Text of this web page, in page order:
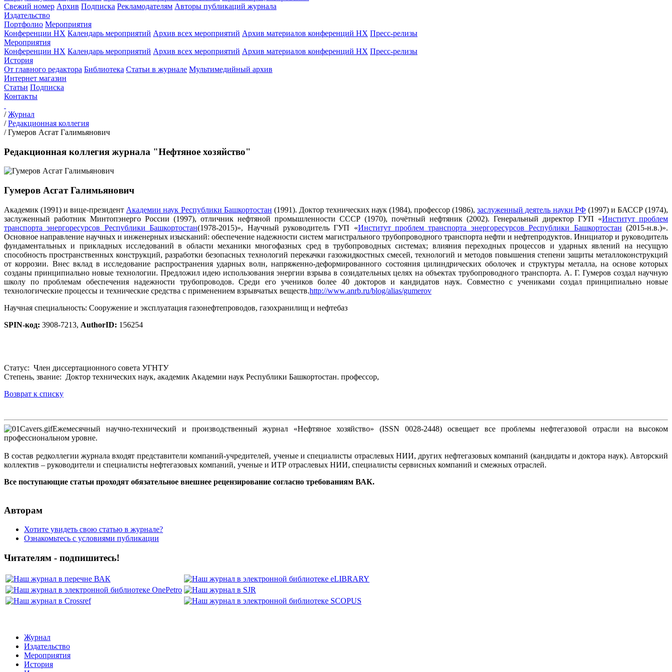
Свежий номер Архив Подписка Рекламодателям Авторы публикаций журнала
Издательство
Портфолио Мероприятия
Конференции НХ Календарь мероприятий Архив всех мероприятий Архив материалов конференций НХ Пресс-релизы
Мероприятия
Конференции НХ Календарь мероприятий Архив всех мероприятий Архив материалов конференций НХ Пресс-релизы
История
От главного редактора Библиотека Статьи в журнале Мультимедийный архив
Интернет магазин
Статьи Подписка
Контакты
/Журнал
/Редакционная коллегия
/Гумеров Асгат Галимьянович
Редакционная коллегия журнала "Нефтяное хозяйство"
Гумеров Асгат Галимьянович
Академик (1991) и вице-президент Академии наук Республики Башкортостан (1991). Доктор технических наук (1984), профессор (1986),заслуженный деятель науки РФ (1997) и БАССР (1974),
заслуженный работник Минтопэнерго России (1997), отличник нефтяной промышленности СССР (1970), почётный нефтяник (2002). Генеральный директор ГУП «Институт проблем
транспорта энергоресурсов Республики Башкортостан(1978-2015)», Научный руководитель ГУП «Институт проблем транспорта энергоресурсов Республики Башкортостан (2015-н.в.)».
Основное направление научных и инженерных изысканий: обеспечение надежности систем магистрального трубопроводного транспорта нефти и нефтепродуктов. Инициатор и руководитель
фундаментальных и прикладных исследований в области механики многофазных сред в трубопроводных системах; влияния переходных процессов и ударных явлений на несущую
способность пространственных конструкций, разработки безопасных технологий перекачки газожидкостных смесей, технологий и методов повышения степени защиты металлоконструкций
от коррозии. Внес вклад в исследование распространения ударных волн, напряженно-деформированного состояния цилиндрических оболочек и структуры металла, на основе которых
созданы принципиально новые технологии. Предложил идею использования энергии взрыва в созидательных целях на объектах трубопроводного транспорта. А. Г. Гумеров создал научную
школу по проблемам обеспечения надежности трубопроводов. Среди его учеников более 40 докторов и кандидатов наук. Совместно с учениками создал принципиально новые
технологические процессы и технические средства с применением взрывчатых веществ.http://www.anrb.ru/blog/alias/gumerov
Научная специальность: Сооружение и эксплуатация газонефтепроводов, газохранилищ и нефтебаз
SPIN-код: 3908-7213, AuthorID: 156254
Статус: Член диссертационного совета УГНТУ
Cтепень, звание: Доктор технических наук, академик Академии наук Республики Башкортостан. профессор,
Возврат к списку
Ежемесячный научно-технический и производственный журнал «Нефтяное хозяйство» (ISSN 0028-2448) освещает все проблемы нефтегазовой отрасли на высоком
профессиональном уровне.
В состав редколлегии журнала входят представители компаний-учредителей, ученые и специалисты отраслевых НИИ, других нефтегазовых компаний (кандидаты и доктора наук). Авторский
коллектив – руководители и специалисты нефтегазовых компаний, ученые и ИТР отраслевых НИИ, специалисты сервисных компаний и смежных отраслей.
Все поступающие статьи проходят обязательное внешнее рецензирование согласно требованиям ВАК.
Авторам
Хотите увидеть свою статью в журнале?
Ознакомьтесь с условиями публикации
Читателям - подпишитесь!
Журнал
Издательство
Мероприятия
История